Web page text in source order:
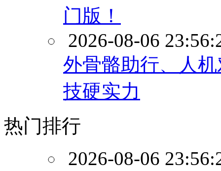
门版！
2026-08-06
外骨骼助行、人
技硬实力
热门排行
2026-08-06